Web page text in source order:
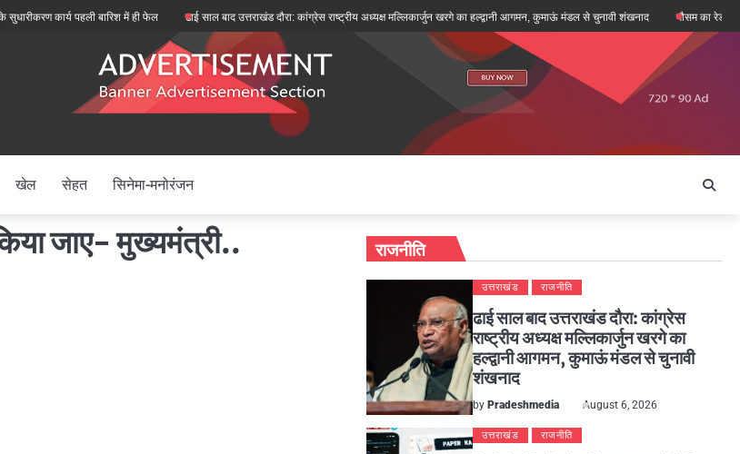
कार्य पहली बारिश में ही फेल ढाई साल बाद उत्तराखंड दौरा: कांग्रेस राष्ट्रीय अध्यक्ष मल्लिकार्जुन खरगे का हल्द्वानी आगमन, कुमाऊं मंडल से चुनावी शंखनाद मौसम का रेडार:
खेल सेहत सिनेमा-मनोरंजन
जाए- मुख्यमंत्री.. राजनीति
उत्तराखंड राजनीति
ढाई साल बाद उत्तराखंड दौरा: कांग्रेस
राष्ट्रीय अध्यक्ष मल्लिकार्जुन खरगे का
हल्द्वानी आगमन, कुमाऊं मंडल से चुनावी
शंखनाद
by Pradeshmedia August 6, 2026
उत्तराखंड राजनीति